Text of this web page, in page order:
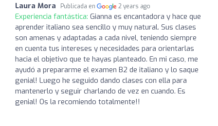
Laura Mora Publicada en 2 years ago
Experiencia fantástica: Gianna es encantadora y hace que
aprender italiano sea sencillo y muy natural. Sus clases
son amenas y adaptadas a cada nivel, teniendo siempre
en cuenta tus intereses y necesidades para orientarlas
hacia el objetivo que te hayas planteado. En mi caso, me
ayudó a prepararme el examen B2 de italiano y lo saque
genial! Luego he seguido dando clases con ella para
mantenerlo y seguir charlando de vez en cuando. Es
genial! Os la recomiendo totalmente!!